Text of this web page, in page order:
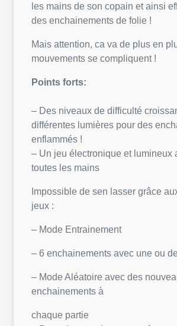
les mains de son copain et ainsi
des enchainements de folie !
Mais attention, ca va de plus en
mouvements se compliquent !
Points forts:
– Des niveaux de difficulté
différentes lumières pour des
enflammés !
– Un jeu électronique et lumineux
toutes les mains
Impossible de sen lasser grâce
jeux :
– Mode Entrainement
– 6 enchainements avec une ou
– Mode Aléatoire avec des
enchainements à
chaque partie